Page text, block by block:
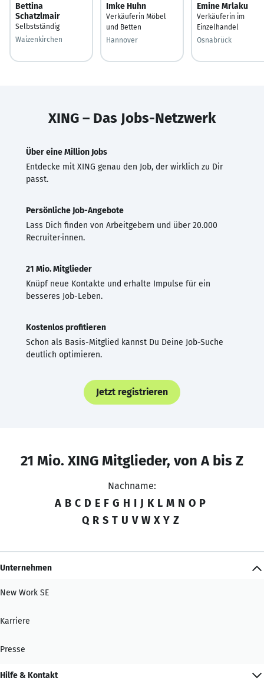
Bettina
Schatzlmair
Selbstständig
Waizenkirchen
Imke Huhn
Verkäuferin Möbel
und Betten
Hannover
Emine Mrlaku
Verkäuferin im
Einzelhandel
Osnabrück
XING – Das Jobs-Netzwerk
Über eine Million Jobs
Entdecke mit XING genau den Job, der wirklich zu Dir
passt.
Persönliche Job-Angebote
Lass Dich finden von Arbeitgebern und über 20.000
Recruiter·innen.
21 Mio. Mitglieder
Knüpf neue Kontakte und erhalte Impulse für ein
besseres Job-Leben.
Kostenlos profitieren
Schon als Basis-Mitglied kannst Du Deine Job-Suche
deutlich optimieren.
Jetzt registrieren
21 Mio. XING Mitglieder, von A bis Z
Nachname:
A B C D E F G H I J K L M N O P
Q R S T U V W X Y Z
Unternehmen
New Work SE
Karriere
Presse
Hilfe & Kontakt